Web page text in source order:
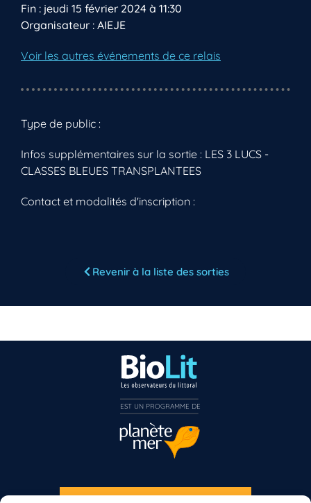
Fin : jeudi 15 février 2024 à 11:30
Organisateur : AIEJE
Voir les autres événements de ce relais
Type de public :
Infos supplémentaires sur la sortie : LES 3 LUCS -
CLASSES BLEUES TRANSPLANTEES
Contact et modalités d'inscription :
Revenir à la liste des sorties
Vous n’êtes pas encore inscrit à Biolit ?